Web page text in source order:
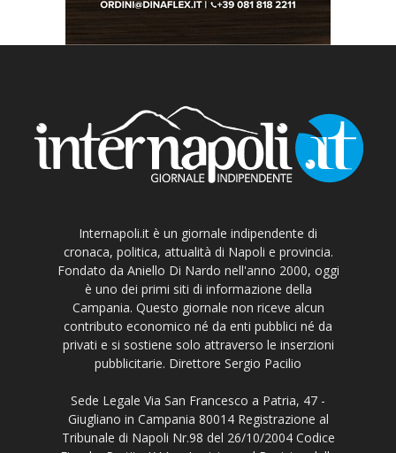
Internapoli.it è un giornale indipendente di
cronaca, politica, attualità di Napoli e provincia.
Fondato da Aniello Di Nardo nell'anno 2000, oggi
è uno dei primi siti di informazione della
Campania. Questo giornale non riceve alcun
contributo economico né da enti pubblici né da
privati e si sostiene solo attraverso le inserzioni
pubblicitarie. Direttore Sergio Pacilio
Sede Legale Via San Francesco a Patria, 47 -
Giugliano in Campania 80014 Registrazione al
Tribunale di Napoli Nr.98 del 26/10/2004 Codice